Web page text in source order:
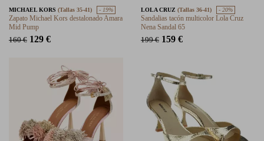
MICHAEL KORS (Tallas 35-41) - 19%
Zapato Michael Kors destalonado Amara
Mid Pump
160 € 129 €
LOLA CRUZ (Tallas 36-41) - 20%
Sandalias tacón multicolor Lola Cruz
Nena Sandal 65
199 € 159 €